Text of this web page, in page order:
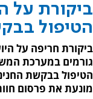
ביקורת על
הטיפול
ביקורת חריפה על
גורמים במערכת
הטיפול בבקשת
מונעת את פרסום